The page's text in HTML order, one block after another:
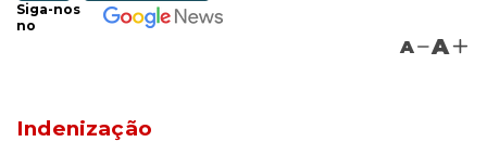
Siga-nos
no
A A
Indenização